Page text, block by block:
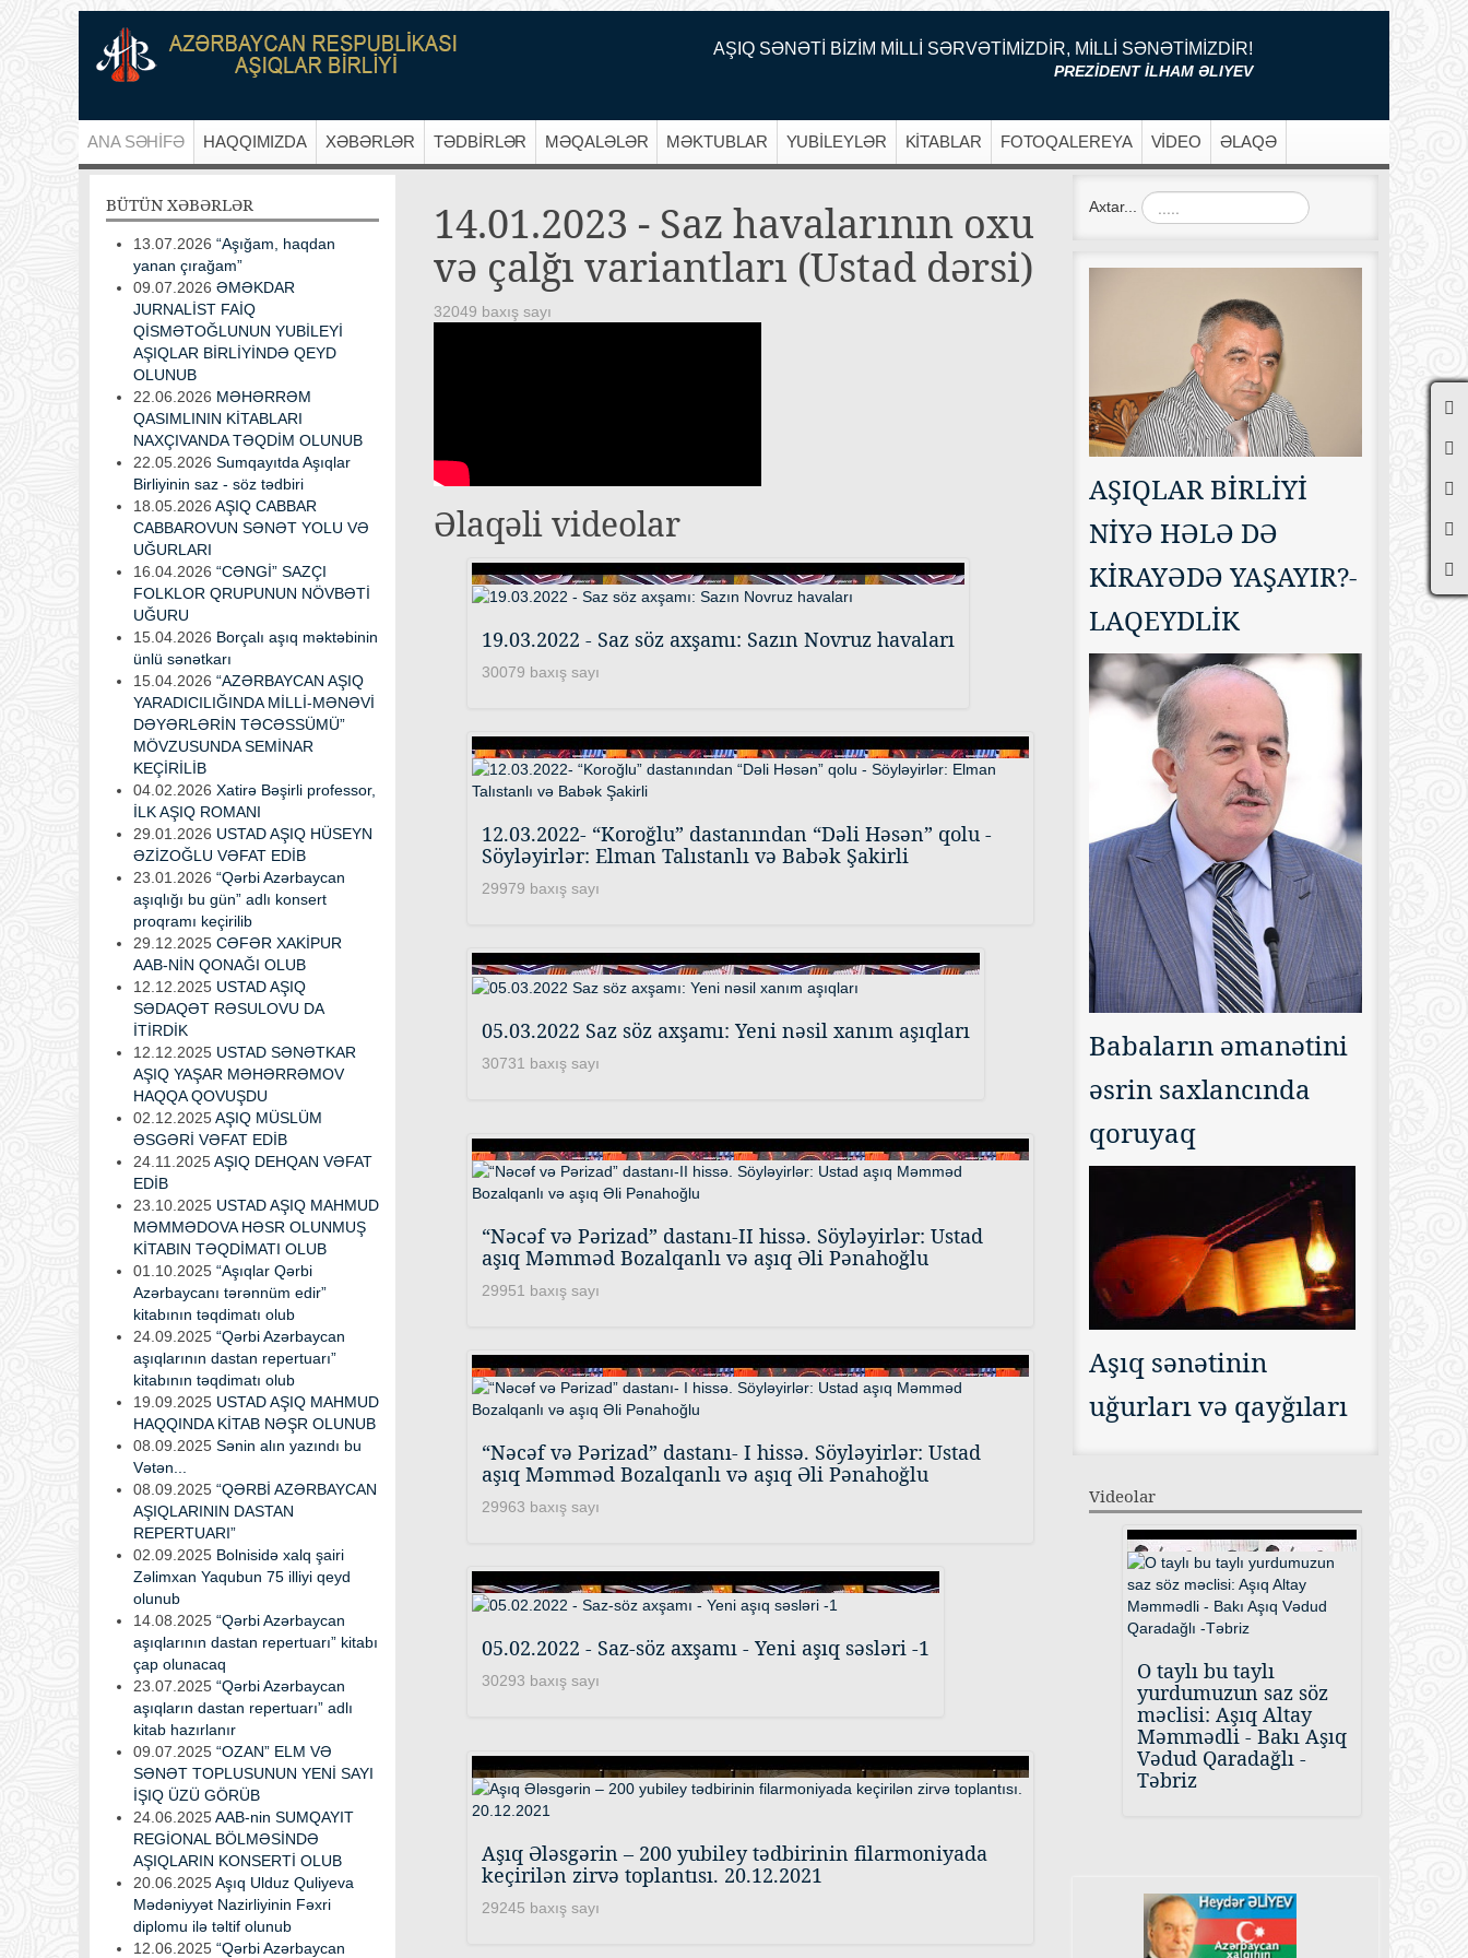
AŞIQ SƏNƏTİ BİZİM MİLLİ SƏRVƏTİMİZDİR, MİLLİ SƏNƏTİMİZDİR!
PREZİDENT İLHAM ƏLIYEV
ANA SƏHİFƏ HAQQIMIZDA XƏBƏRLƏR TƏDBİRLƏR MƏQALƏLƏR MƏKTUBLAR YUBİLEYLƏR KİTABLAR FOTOQALEREYA VİDEO ƏLAQƏ
14.01.2023 - Saz havalarının oxu
və çalğı variantları (Ustad dərsi)
32049 baxış sayı
Əlaqəli videolar
19.03.2022 - Saz söz axşamı: Sazın Novruz havaları
30079 baxış sayı
12.03.2022- “Koroğlu” dastanından “Dəli Həsən” qolu -
Söyləyirlər: Elman Talıstanlı və Babək Şakirli
29979 baxış sayı
05.03.2022 Saz söz axşamı: Yeni nəsil xanım aşıqları
30731 baxış sayı
“Nəcəf və Pərizad” dastanı-II hissə. Söyləyirlər: Ustad
aşıq Məmməd Bozalqanlı və aşıq Əli Pənahoğlu
29951 baxış sayı
“Nəcəf və Pərizad” dastanı- I hissə. Söyləyirlər: Ustad
aşıq Məmməd Bozalqanlı və aşıq Əli Pənahoğlu
29963 baxış sayı
05.02.2022 - Saz-söz axşamı - Yeni aşıq səsləri -1
30293 baxış sayı
Aşıq Ələsgərin – 200 yubiley tədbirinin filarmoniyada
keçirilən zirvə toplantısı. 20.12.2021
29245 baxış sayı
BÜTÜN XƏBƏRLƏR
13.07.2026 “Aşığam, haqdan
yanan çırağam”
09.07.2026 ƏMƏKDAR
JURNALİST FAİQ
QİSMƏTOĞLUNUN YUBİLEYİ
AŞIQLAR BİRLİYİNDƏ QEYD
OLUNUB
22.06.2026 MƏHƏRRƏM
QASIMLININ KİTABLARI
NAXÇIVANDA TƏQDİM OLUNUB
22.05.2026 Sumqayıtda Aşıqlar
Birliyinin saz - söz tədbiri
18.05.2026 AŞIQ CABBAR
CABBAROVUN SƏNƏT YOLU VƏ
UĞURLARI
16.04.2026 “CƏNGİ” SAZÇI
FOLKLOR QRUPUNUN NÖVBƏTİ
UĞURU
15.04.2026 Borçalı aşıq məktəbinin
ünlü sənətkarı
15.04.2026 “AZƏRBAYCAN AŞIQ
YARADICILIĞINDA MİLLİ-MƏNƏVİ
DƏYƏRLƏRİN TƏCƏSSÜMÜ”
MÖVZUSUNDA SEMİNAR
KEÇİRİLİB
04.02.2026 Xatirə Bəşirli professor,
İLK AŞIQ ROMANI
29.01.2026 USTAD AŞIQ HÜSEYN
ƏZİZOĞLU VƏFAT EDİB
23.01.2026 “Qərbi Azərbaycan
aşıqlığı bu gün” adlı konsert
proqramı keçirilib
29.12.2025 CƏFƏR XAKİPUR
AAB-NİN QONAĞI OLUB
12.12.2025 USTAD AŞIQ
SƏDAQƏT RƏSULOVU DA
İTİRDİK
12.12.2025 USTAD SƏNƏTKAR
AŞIQ YAŞAR MƏHƏRRƏMOV
HAQQA QOVUŞDU
02.12.2025AŞIQ MÜSLÜM
ƏSGƏRİ VƏFAT EDİB
24.11.2025AŞIQ DEHQAN VƏFAT
EDİB
23.10.2025 USTAD AŞIQ MAHMUD
MƏMMƏDOVA HƏSR OLUNMUŞ
KİTABIN TƏQDİMATI OLUB
01.10.2025 “Aşıqlar Qərbi
Azərbaycanı tərənnüm edir”
kitabının təqdimatı olub
24.09.2025 “Qərbi Azərbaycan
aşıqlarının dastan repertuarı”
kitabının təqdimatı olub
19.09.2025 USTAD AŞIQ MAHMUD
HAQQINDA KİTAB NƏŞR OLUNUB
08.09.2025 Sənin alın yazındı bu
Vətən...
08.09.2025 “QƏRBİ AZƏRBAYCAN
AŞIQLARININ DASTAN
REPERTUARI”
02.09.2025 Bolnisidə xalq şairi
Zəlimxan Yaqubun 75 illiyi qeyd
olunub
14.08.2025 “Qərbi Azərbaycan
aşıqlarının dastan repertuarı” kitabı
çap olunacaq
23.07.2025 “Qərbi Azərbaycan
aşıqların dastan repertuarı” adlı
kitab hazırlanır
09.07.2025 “OZAN” ELM VƏ
SƏNƏT TOPLUSUNUN YENİ SAYI
İŞIQ ÜZÜ GÖRÜB
24.06.2025AAB-nin SUMQAYIT
REGİONAL BÖLMƏSİNDƏ
AŞIQLARIN KONSERTİ OLUB
20.06.2025Aşıq Ulduz Quliyeva
Mədəniyyət Nazirliyinin Fəxri
diplomu ilə təltif olunub
12.06.2025 “Qərbi Azərbaycan
Axtar...
AŞIQLAR BİRLİYİ
NİYƏ HƏLƏ DƏ
KİRAYƏDƏ YAŞAYIR?-
LAQEYDLİK
Babaların əmanətini
əsrin saxlancında
qoruyaq
Aşıq sənətinin
uğurları və qayğıları
Videolar
O taylı bu taylı
yurdumuzun saz söz
məclisi: Aşıq Altay
Məmmədli - Bakı Aşıq
Vədud Qaradağlı -
Təbriz